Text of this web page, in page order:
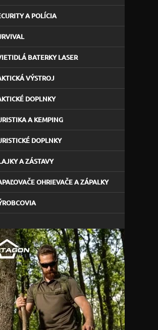
A POLÍCIA
BATERKY LASER
VÝSTROJ
DOPLNKY
A KEMPING
DOPLNKY
A ZÁSTAVY
OHRIEVAČE A ZÁPALKY